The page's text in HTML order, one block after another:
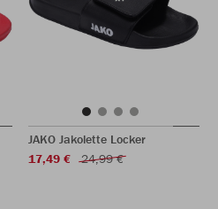
JAKO Jakolette Locker
17,49 €
24,99 €